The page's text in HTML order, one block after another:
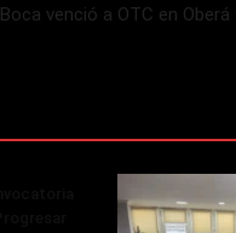
Boca venció a OTC en